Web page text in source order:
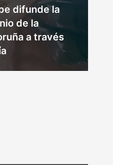
difunde la
de la
a través